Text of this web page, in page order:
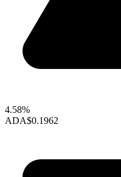
4.58%
ADA$0.1962